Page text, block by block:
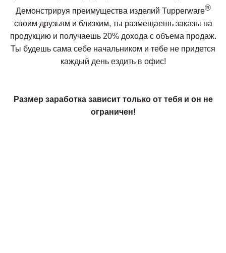
Демонстрируя преимущества изделий Tupperware®
своим друзьям и близким, ты размещаешь заказы на
продукцию и получаешь 20% дохода с объема продаж.
Ты будешь сама себе начальником и тебе не придется
каждый день ездить в офис!
Размер заработка зависит только от тебя и он не
ограничен!